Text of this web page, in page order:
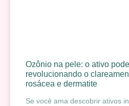
Ozônio na pele: o ativo
revolucionando o
rosácea e dermatite
Se você ama descobrir ativos